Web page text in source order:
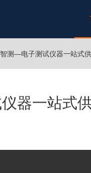
测—电子测试仪器一站式
器一站式